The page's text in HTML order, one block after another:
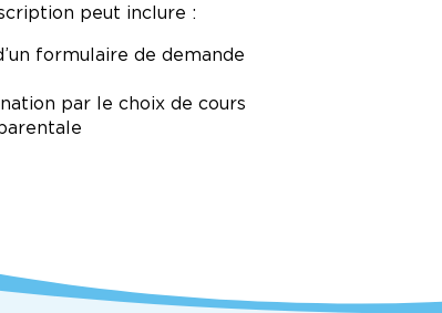
peut inclure :
formulaire de demande
par le choix de cours